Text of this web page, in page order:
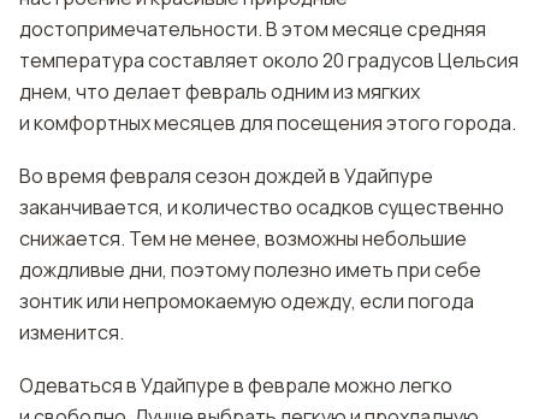
достопримечательности. В этом месяце средняя
температура составляет около 20 градусов Цельсия
днем, что делает февраль одним из мягких
и комфортных месяцев для посещения этого города.
Во время февраля сезон дождей в Удайпуре
заканчивается, и количество осадков существенно
снижается. Тем не менее, возможны небольшие
дождливые дни, поэтому полезно иметь при себе
зонтик или непромокаемую одежду, если погода
изменится.
Одеваться в Удайпуре в феврале можно легко